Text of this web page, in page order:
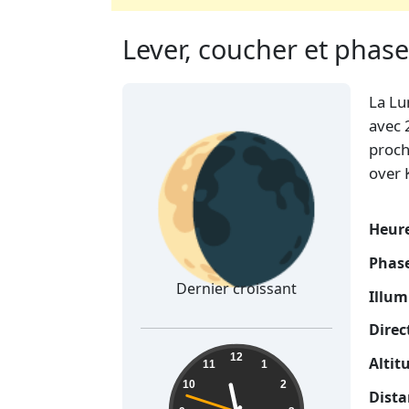
Lever, coucher et
La
avec
over
🌘
Dernier croissant
11:36:49 12
1
2
10
11